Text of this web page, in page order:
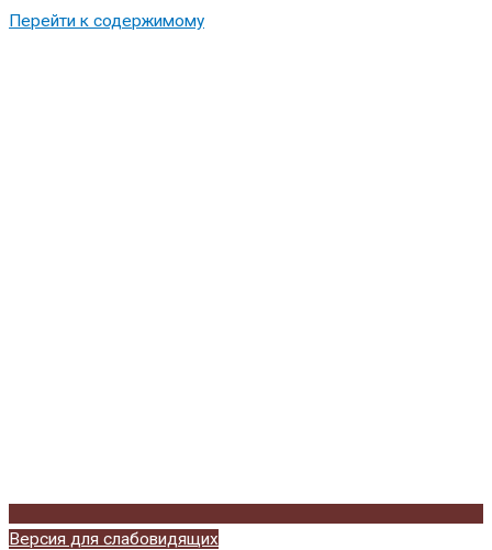
Перейти к содержимому
Версия для слабовидящих